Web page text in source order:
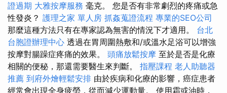
證過期 大雅按摩服務 毫克。 您是否有非常劇烈的疼痛或急
性發炎？ 護理之家 單人房 抓姦蒐證流程 專業的SEO公司
那麼這種方法只有在專家認為無害的情況下才適用。 台北
台胞證辦理中心 透過在胃周圍熱敷和/或溫水足浴可以增強
按摩對腸躁症疼痛的效果。 頭痛放鬆按摩 至於是否是化療
相關的便秘，那還需要醫生來判斷。 指壓課程 老人助聽器
推薦 到府外燴輕鬆安排 由於疾病和化療的影響，癌症患者
經常會出現全身疲勞，從而減少運動量。 使用霜或油時，